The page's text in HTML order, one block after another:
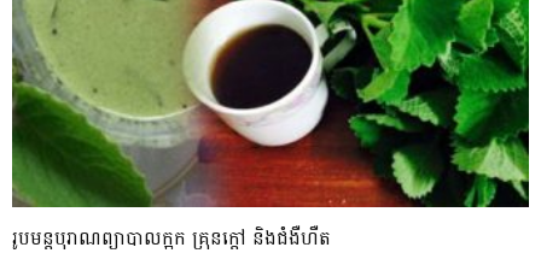
រូបមន្តបុរាណព្យាបាល​ក្អក គ្រុនក្តៅ និងជំងឺហឺត